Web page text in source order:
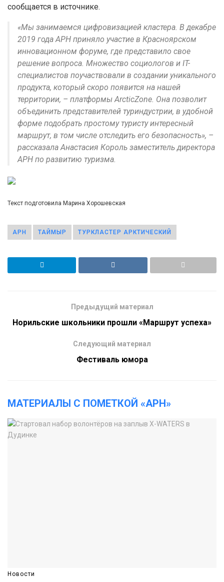
сообщается в источнике.
«Мы занимаемся цифровизацией кластера. В декабре
2019 года АРН приняло участие в Красноярском
инновационном форуме, где представило свое
решение вопроса. Множество социологов и IT-
специалистов поучаствовали в создании уникального
продукта, который скоро появится на нашей
территории, – платформы ArcticZone. Она позволит
объединить представителей туриндустрии, в удобной
форме подобрать простому туристу интересный
маршрут, в том числе отследить его безопасность», –
рассказала Анастасия Король заместитель директора
АРН по развитию туризма.
Текст подготовила Марина Хорошевская
АРН ТАЙМЫР ТУРКЛАСТЕР АРКТИЧЕСКИЙ
Предыдущий материал
Норильские школьники прошли «Маршрут успеха»
Следующий материал
Фестиваль юмора
МАТЕРИАЛЫ С ПОМЕТКОЙ «АРН»
Новости